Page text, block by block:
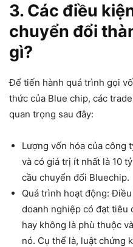
3. Các điều
chuyển đổi
gì?
Để tiến hành quá trình gọi
thức của Blue chip, các
quan trọng sau đây:
Lượng vốn hóa của công
và có giá trị ít nhất là 10
cầu chuyển đổi Bluechip.
Quá trình hoạt động:
doanh nghiệp có đạt tiêu
hay không là phù thuộc
nó. Cụ thể là, luật chứng